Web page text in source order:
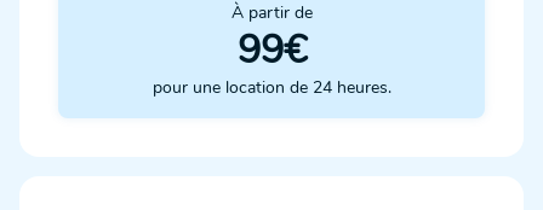
À partir de
99€
pour une location de 24 heures.